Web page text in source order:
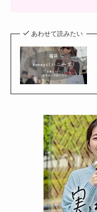
あわせて読みたい